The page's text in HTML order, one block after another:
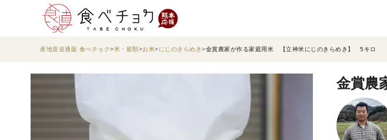
産地直送通販 食べチョク 米・穀類 お米 にじのきらめき 金賞農家が作る家庭用米 【立神米にじのきらめき】 5キロ
金賞農